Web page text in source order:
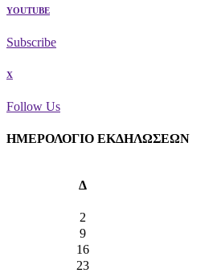
YOUTUBE
Subscribe
X
Follow Us
ΗΜΕΡΟΛΟΓΙΟ ΕΚΔΗΛΩΣΕΩΝ
Δ
2
9
16
23